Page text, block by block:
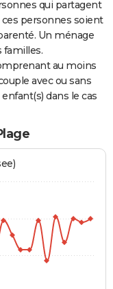
qui partagent
personnes soient
Un ménage
familles.
au moins
avec ou sans
dans le cas